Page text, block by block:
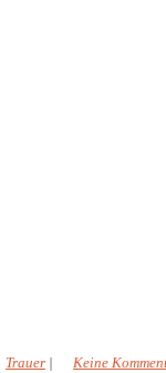
Trauer | Keine